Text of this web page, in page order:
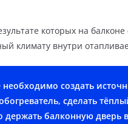
которых на балконе
климату внутри
создать
сделать
балконную дверь